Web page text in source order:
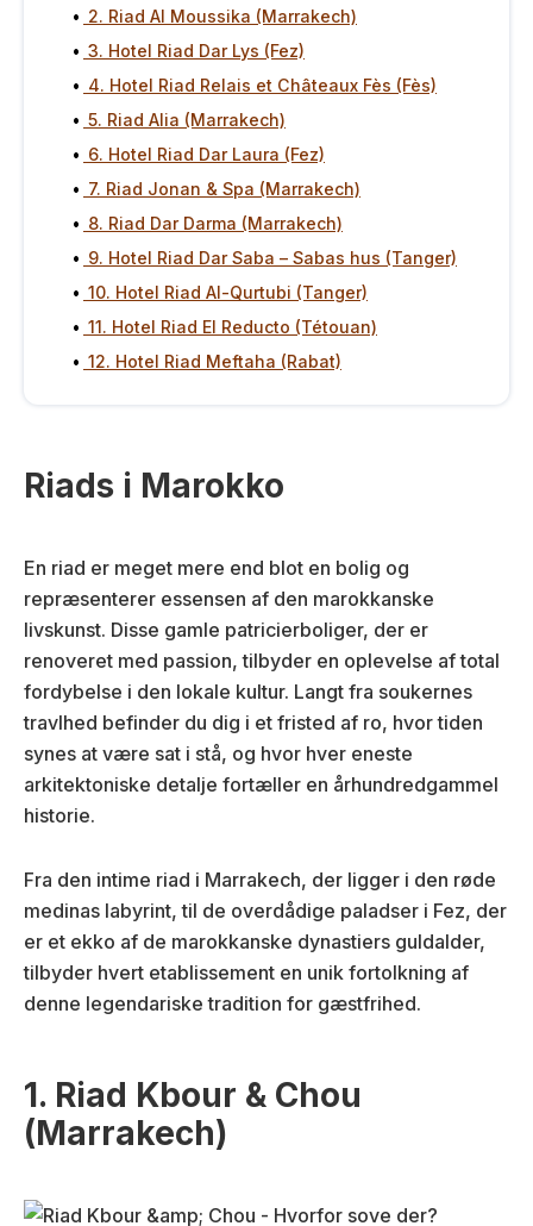
2. Riad Al Moussika (Marrakech)
3. Hotel Riad Dar Lys (Fez)
4. Hotel Riad Relais et Châteaux Fès (Fès)
5. Riad Alia (Marrakech)
6. Hotel Riad Dar Laura (Fez)
7. Riad Jonan & Spa (Marrakech)
8. Riad Dar Darma (Marrakech)
9. Hotel Riad Dar Saba – Sabas hus (Tanger)
10. Hotel Riad Al-Qurtubi (Tanger)
11. Hotel Riad El Reducto (Tétouan)
12. Hotel Riad Meftaha (Rabat)
Riads i Marokko
En riad er meget mere end blot en bolig og
repræsenterer essensen af den marokkanske
livskunst. Disse gamle patricierboliger, der er
renoveret med passion, tilbyder en oplevelse af total
fordybelse i den lokale kultur. Langt fra soukernes
travlhed befinder du dig i et fristed af ro, hvor tiden
synes at være sat i stå, og hvor hver eneste
arkitektoniske detalje fortæller en århundredgammel
historie.
Fra den intime riad i Marrakech, der ligger i den røde
medinas labyrint, til de overdådige paladser i Fez, der
er et ekko af de marokkanske dynastiers guldalder,
tilbyder hvert etablissement en unik fortolkning af
denne legendariske tradition for gæstfrihed.
1. Riad Kbour & Chou
(Marrakech)